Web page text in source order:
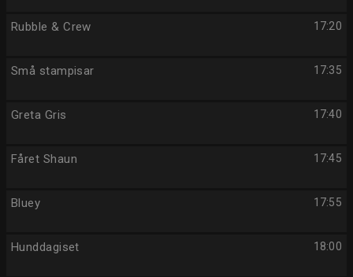
17:20
Rubble & Crew
17:35
Små stampisar
17:40
Greta Gris
17:45
Fåret Shaun
17:55
Bluey
18:00
Hunddagiset